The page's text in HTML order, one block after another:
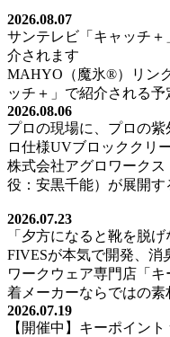
ビ
ゲ
ー
シ
ョ
ン
2026.08.07
サンテレビ「キャッチ
介されます
MAHYO（魔氷®）リン
ッチ＋」で紹介される予
2026.08.06
プロの現場に、プロの
ロ仕様UVブロッククリ
株式会社アグロワーク
役：安黒千能）が展開す
2026.07.23
「夕方になると靴を脱
FIVESが本気で開発、消
ワークウェア専門店「
着メーカーならではの素
2026.07.19
【開催中】キーポイン